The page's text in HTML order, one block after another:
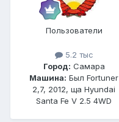
Пользователи
5.2 тыс
Город: Самара
Машина: Был Fortuner
2,7, 2012, ща Hyundai
Santa Fe V 2.5 4WD